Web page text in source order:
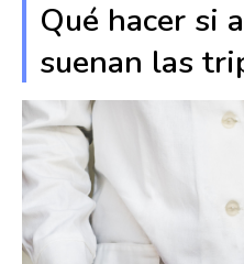
Qué hacer si
suenan las